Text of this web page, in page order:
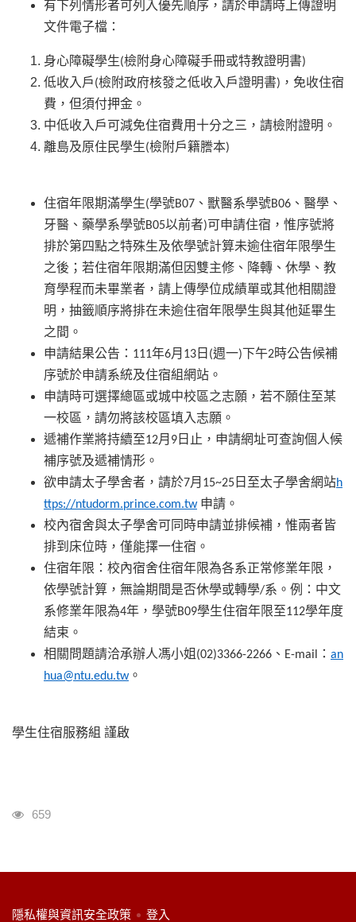
有下列情形者可列入優先順序，請於申請時上傳證明
文件電子檔：
身心障礙學生(檢附身心障礙手冊或特教證明書)
低收入戶(檢附政府核發之低收入戶證明書) ，免收住宿
費，但須付押金。
中低收入戶可減免住宿費用十分之三，請檢附證明。
離島及原住民學生(檢附戶籍謄本)
住宿年限期滿學生(學號B07 、獸醫系學號B06 、醫學、
牙醫、藥學系學號B05以前者)可申請住宿，惟序號將
排於第四點之特殊生及依學號計算未逾住宿年限學生
之後；若住宿年限期滿但因雙主修、降轉、休學、教
育學程而未畢業者，請上傳學位成績單或其他相關證
明，抽籤順序將排在未逾住宿年限學生與其他延畢生
之間。
申請結果公告： 111年6月 13 日 (週一)下午2時公告候補
序號於申請系統及住宿組網站。
申請時可選擇總區或城中校區之志願，若不願住至某
一校區，請勿將該校區填入志願。
遞補作業將持續至12月 9 日止，申請網址可查詢個人候
補序號及遞補情形。
欲申請太子學舍者，請於7月 15~25 日至太子學舍網站h
ttps://ntudorm.prince.com.tw 申請。
校內宿舍與太子學舍可同時申請並排候補，惟兩者皆
排到床位時，僅能擇一住宿。
住宿年限：校內宿舍住宿年限為各系正常修業年限，
依學號計算，無論期間是否休學或轉學/系。例：中文
系修業年限為4年，學號B09學生住宿年限至112學年度
結束。
相關問題請洽承辦人馮小姐 (02)3366-2266 、 E-mail ： an
hua@ntu.edu.tw。
學生住宿服務組 謹啟
瀏覽人次
659
:::
隱私權與資訊安全政策 登入